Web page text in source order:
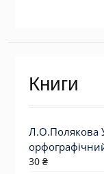
Книги
Л.О.Полякова
30 ₴